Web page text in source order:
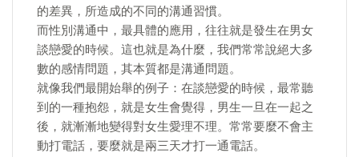
的差異，所造成的不同的溝通習慣。
而性別溝通中，最具體的應用，往往就是發生在男女
談戀愛的時候。這也就是為什麼，我們常常說絕大多
數的感情問題，其本質都是溝通問題。
就像我們最開始舉的例子：在談戀愛的時候，最常聽
到的一種抱怨，就是女生會覺得，男生一旦在一起之
後，就漸漸地變得對女生愛理不理。常常要麼不會主
動打電話，要麼就是兩三天才打一通電話。